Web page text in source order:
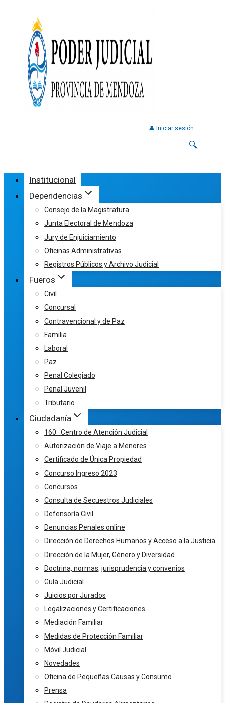
👤 Iniciar sesión
🔍
Institucional
Dependencias
Consejo de la Magistratura
Junta Electoral de Mendoza
Jury de Enjuiciamiento
Oficinas Administrativas
Registros Públicos y Archivo Judicial
Fueros
Civil
Concursal
Contravencional y de Paz
Familia
Laboral
Paz
Penal Colegiado
Penal Juvenil
Tributario
Ciudadanía
160 · Centro de Atención Judicial
Autorización de Viaje a Menores
Certificado de Única Propiedad
Concurso Ingreso 2023
Concursos
Consulta de Secuestros Judiciales
Defensoría Civil
Denuncias Penales online
Dirección de Derechos Humanos y Acceso a la Justicia
Dirección de la Mujer, Género y Diversidad
Doctrina, normas, jurisprudencia y convenios
Guía Judicial
Juicios por Jurados
Legalizaciones y Certificaciones
Mediación Familiar
Medidas de Protección Familiar
Móvil Judicial
Novedades
Oficina de Pequeñas Causas y Consumo
Prensa